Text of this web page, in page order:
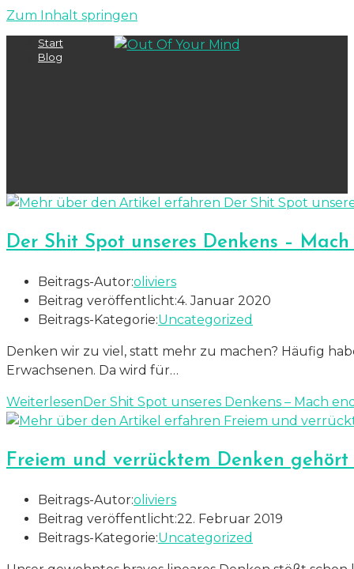
Zum Inhalt springen
Start
Blog
Der Shit Spot unseres Denkens –
Beitrags-Autor:oliviers
Beitrag veröffentlicht:4. Januar 2020
Beitrags-Kategorie:Uncategorized
Denken wir zu viel, statt mehr zu machen? Häufig
Erwachsenen. Da wird für…
WeiterlesenDer Shit Spot unseres Denkens – Mach
Freiem und verrücktem Denken
Beitrags-Autor:oliviers
Beitrag veröffentlicht:22. Februar 2019
Beitrags-Kategorie:Uncategorized